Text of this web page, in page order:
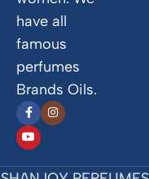
have all
famous
perfumes
Brands Oils.